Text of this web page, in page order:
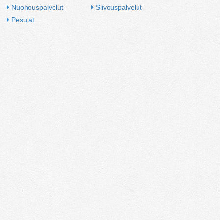
Nuohouspalvelut
Pesulat
Siivouspalvelut